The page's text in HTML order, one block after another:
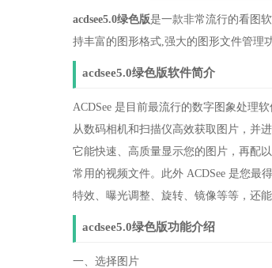
acdsee5.0绿色版是一款非常流行的看图
持丰富的图形格式,强大的图形文件管理
acdsee5.0绿色版软件简介
ACDSee 是目前最流行的数字图象处理
从数码相机和扫描仪高效获取图片，并
它能快速、高质量显示您的图片，再配
常用的视频文件。此外 ACDSee 是您最
特效、曝光调整、旋转、镜像等等，还
acdsee5.0绿色版功能介绍
一、选择图片